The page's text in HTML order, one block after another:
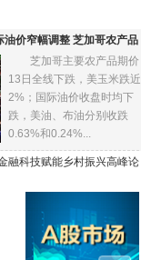
油价窄幅调整 芝加哥农产品
芝加哥主要农产品期价
13日全线下跌，美玉米跌近
2%；国际油价收盘时均下
跌，美油、布油分别收跌
0.63%和0.24%...
融科技赋能乡村振兴高峰论